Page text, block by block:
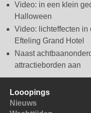
Video: in een klein
Halloween
Video: lichteffecten
Efteling Grand Hotel
Naast
attractieborden aan
Looopings
Nieuws